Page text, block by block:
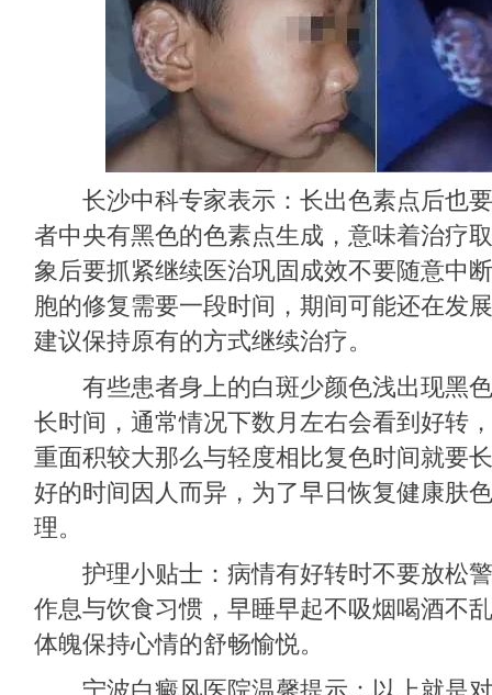
长沙中科专家表示：长出色素点后也要
者中央有黑色的色素点生成，意味着治疗
象后要抓紧继续医治巩固成效不要随意中
胞的修复需要一段时间，期间可能还在发
建议保持原有的方式继续治疗。
有些患者身上的白斑少颜色浅出现黑色
长时间，通常情况下数月左右会看到好转
重面积较大那么与轻度相比复色时间就要
好的时间因人而异，为了早日恢复健康肤
理。
护理小贴士：病情有好转时不要放松警
作息与饮食习惯，早睡早起不吸烟喝酒不
体魄保持心情的舒畅愉悦。